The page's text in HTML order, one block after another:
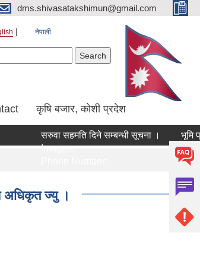
dms.shivasatakshimun@gmail.com
नेपाली
कृषि बजार, कोशी प्रदेश
सरुवा सहमति दिने सम्बन्धी सूचना ।
Images:
भूमि
अधिकृत ज्यु ।